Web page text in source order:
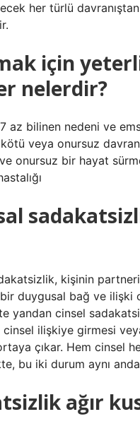
her türlü
için
nelerdir?
7 az bilinen nedeni ve
veya onursuz
onursuz bir hayat
kişinin partneri
duygusal bağ ve ilişki
yandan cinsel
ilişkiye girmesi
çıkar. Hem cinsel
bu iki durum aynı anda
ağır